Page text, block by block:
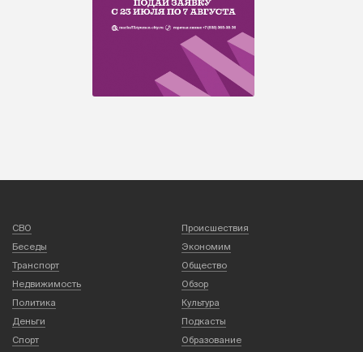
СВО
Происшествия
Беседы
Экономим
Транспорт
Общество
Недвижимость
Обзор
Политика
Культура
Деньги
Подкасты
Спорт
Образование